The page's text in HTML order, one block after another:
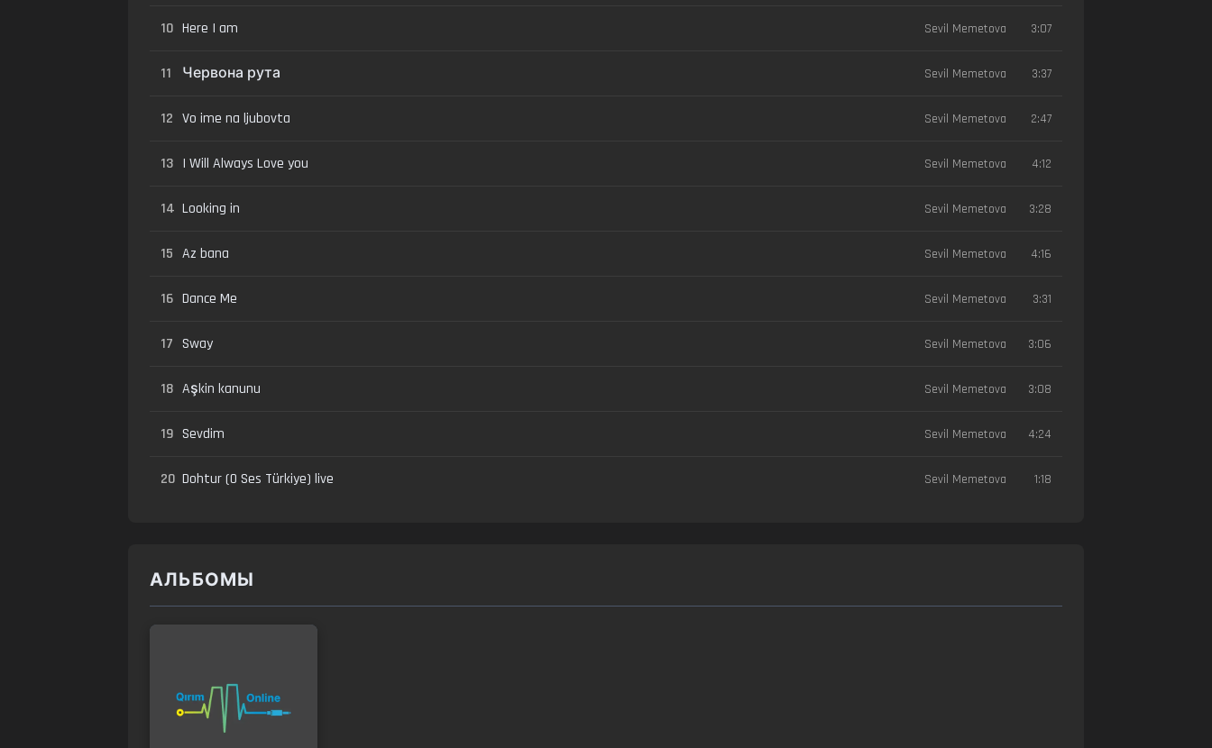
10 Here I am Sevil Memetova 3:07
11 Червона рута Sevil Memetova 3:37
12 Vo ime na ljubovta Sevil Memetova 2:47
13 I Will Always Love you Sevil Memetova 4:12
14 Looking in Sevil Memetova 3:28
15 Az bana Sevil Memetova 4:16
16 Dance Me Sevil Memetova 3:31
17 Sway Sevil Memetova 3:06
18 Aşkin kanunu Sevil Memetova 3:08
19 Sevdim Sevil Memetova 4:24
20 Dohtur (O Ses Türkiye) live Sevil Memetova 1:18
АЛЬБОМЫ